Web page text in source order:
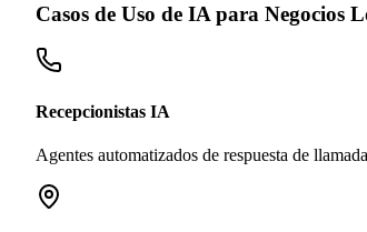
Casos de Uso de IA para Negocios
Recepcionistas IA
Agentes automatizados de respuesta de